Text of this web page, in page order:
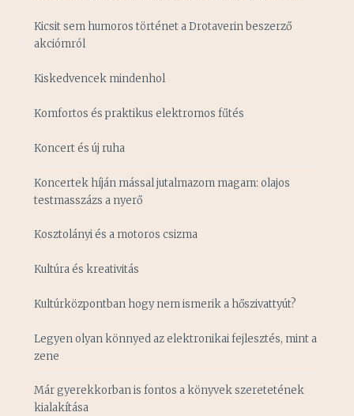
Kicsit sem humoros történet a Drotaverin beszerző
akciómról
Kiskedvencek mindenhol
Komfortos és praktikus elektromos fűtés
Koncert és új ruha
Koncertek híján mással jutalmazom magam: olajos
testmasszázs a nyerő
Kosztolányi és a motoros csizma
Kultúra és kreativitás
Kultúrközpontban hogy nem ismerik a hőszivattyút?
Legyen olyan könnyed az elektronikai fejlesztés, mint a
zene
Már gyerekkorban is fontos a könyvek szeretetének
kialakítása